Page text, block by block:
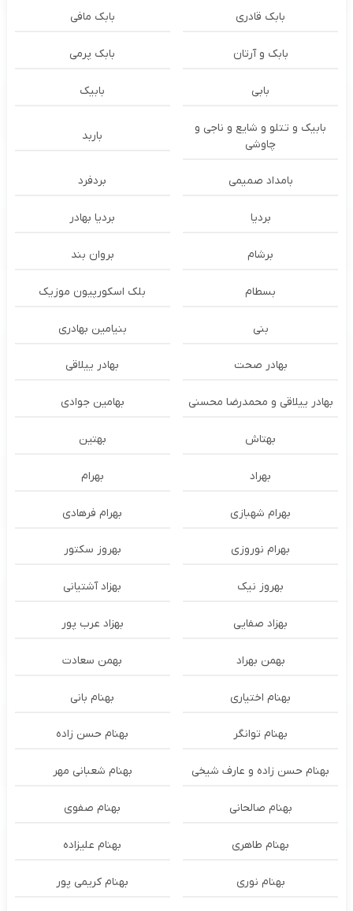
بابک قادری بابک مافی
بابک و آرتان بابک پرمی
بابی بابیک
بابیک و تتلو و شایع و ناجی و
چاوشی
باربد
بامداد صمیمی بردفرد
بردیا بردیا بهادر
برشام بروان بند
بسطام بلک اسکورپیون موزیک
بنی بنیامین بهادری
بهادر صحت بهادر ییلاقی
بهادر ییلاقی و محمدرضا محسنی بهامین جوادی
بهتاش بهتین
بهراد بهرام
بهرام شهبازی بهرام فرهادی
بهرام نوروزی بهروز سکتور
بهروز نیک بهزاد آشتیانی
بهزاد صفایی بهزاد عرب پور
بهمن بهراد بهمن سعادت
بهنام اختیاری بهنام بانی
بهنام توانگر بهنام حسن زاده
بهنام حسن زاده و عارف شیخی بهنام شعبانی مهر
بهنام صالحانی بهنام صفوی
بهنام طاهری بهنام علیزاده
بهنام نوری بهنام کریمی پور